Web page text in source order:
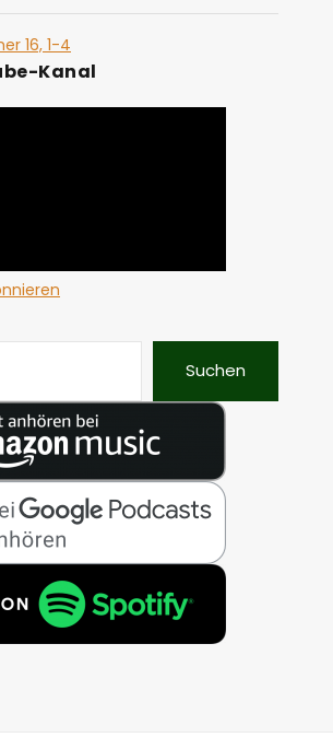
16, 1-4
Kanal
Suchen